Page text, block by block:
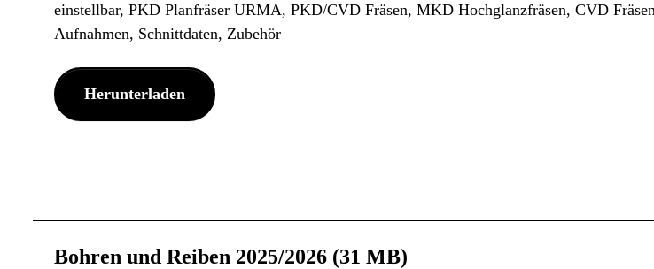
einstellbar, PKD Planfräser URMA, PKD/CVD Fräsen, MKD Hochglanzfräsen, CVD
Aufnahmen, Schnittdaten, Zubehör
Herunterladen
Bohren und Reiben 2025/2026 (31 MB)